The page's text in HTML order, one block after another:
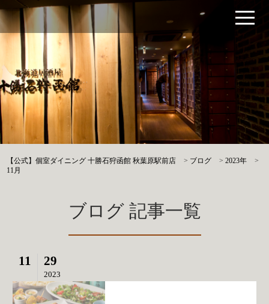
【公式】個室ダイニング 十勝石狩函館 秋葉原駅前店 > ブログ >2023年
>
11月
ブログ 記事一覧
11 29
2023